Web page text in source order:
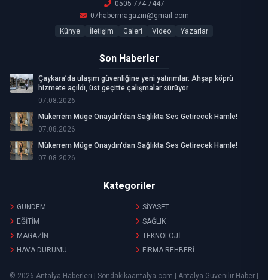
0505 774 7447
07habermagazin@gmail.com
Künye
İletişim Galeri Video Yazarlar
Son Haberler
Çaykara’da ulaşım güvenliğine yeni yatırımlar: Ahşap köprü
hizmete açıldı, üst geçitte çalışmalar sürüyor
07.08.2026
Mükerrem Müge Onaydın'dan Sağlıkta Ses Getirecek Hamle!
07.08.2026
Mükerrem Müge Onaydın'dan Sağlıkta Ses Getirecek Hamle!
07.08.2026
Kategoriler
GÜNDEM
SİYASET
EĞİTİM
SAĞLIK
MAGAZİN
TEKNOLOJİ
HAVA DURUMU
FİRMA REHBERİ
© 2026 Antalya Haberleri | Sondakikaantalya.com | Antalya Güvenilir Haber |